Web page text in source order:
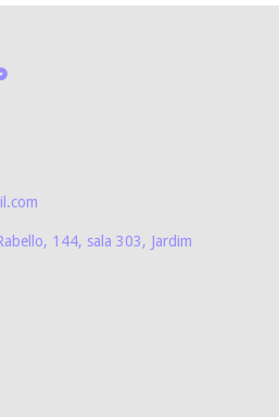
144, sala 303, Jardim